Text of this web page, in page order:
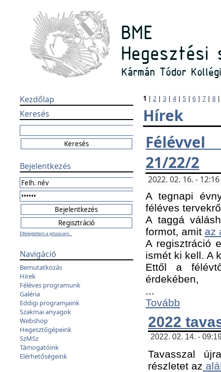
Kezdőlap
Keresés
Bejelentkezés
Elfelejtettem a jelszavam...
Navigáció
Bemutatkozás
Hírek
Féléves programunk
Galéria
Eddigi programjaink
Szakmai anyagok
Webshop
Hegesztőgépeink
SzMSz
Támogatóink
Elérhetőségeink
1 | 2 | 3 | 4| 5 | 6 | 7 | 8
Hírek
21/22/2
2022. 02. 16. -
A tegnapi
féléves
A taggá
formot, amit az
A regisztráció
ismét ki kell. A
Ettől a
érdekében,
...
Tovább
2022
2022. 02. 14. -
Tavasszal
részletet az